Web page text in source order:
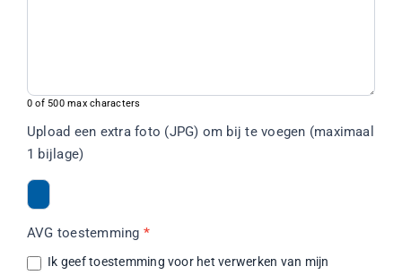
0 of 500 max characters
Upload een extra foto (JPG) om bij te voegen (maximaal
1 bijlage)
AVG toestemming *